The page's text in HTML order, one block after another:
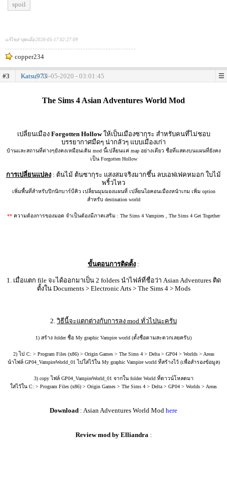
spoil
แก้ไขล่าสุดเมื่อ 2020-05-17 02:27:09
copper234
#3 Katsu97316-05-2020 - 03:01:45
The Sims 4 Asian Adventures World Mod
เปลี่ยนเมือง Forgotten Hollowให้เป็นเมืองซากุระ สำหรับคนที่ไม่ชอบ
บรรยากาศมืดๆ น่ากลัวๆ แบบเมืองเก่า
บ้านและสถานที่ต่างๆยังคงเหมือนเดิม mod นี้เปลี่ยนแค่ map อย่างเดียว ชื่อที่แสดงบนแผนที่ยังคง
เป็น Forgotten Hollow
การเปลี่ยนแปลง : ต้นไม้ ต้นซากุระ แสงสมจริงมากชึ้น ลบเอฟเฟคหมอก ใบไม้
พริ้วไหว
เพิ่มพื้นที่สำหรับปิกนิกบาร์บีคิว เปลี่ยนมุมมองแผนที่ เปลี่ยนไอคอนเมืองหน้าเกม เพิ่ม option
สำหรับ destination world
** ความต้องการของมอด จำเป็นต้องมีภาคเสริม : The Sims 4 Vampires , The Sims 4 Get Together
ขั้นตอนการติดตั้ง :
1. เมื่อแตก file จะได้ออกมาเป็น 2 folders นำไฟล์ที่ชื่อว่า Asian Adventures ติด
ตั้งใน Documents > Electronic Arts > The Sims 4 > Mods
2. วิธีนี้จะแตกต่างกับการลง mod ทั่วไปนะครับ
1) สร้าง folder ชื่อ My graphic Vampire world (ตั้งชื่อตามสะดวกเลยครับ)
2) ไป C: > Program Files (x86) > Origin Games > The Sims 4 > Delta > GP04 > Worlds > Areas
นำไฟล์ GP04_VampireWorld_01 ไปใส่ไว้ใน My graphic Vampire world ที่สร้างไว้ (เพื่อสำรองข้อมูล)
3) copy ไฟล์ GP04_VampireWorld_01 จากใน folder World ที่ดาวน์โหลดมา
ใส่ไว้ใน C: > Program Files (x86) > Origin Games > The Sims 4 > Delta > GP04 > Worlds > Areas
Download : Asian Adventures World Mod here
Review mod by Elliandra: